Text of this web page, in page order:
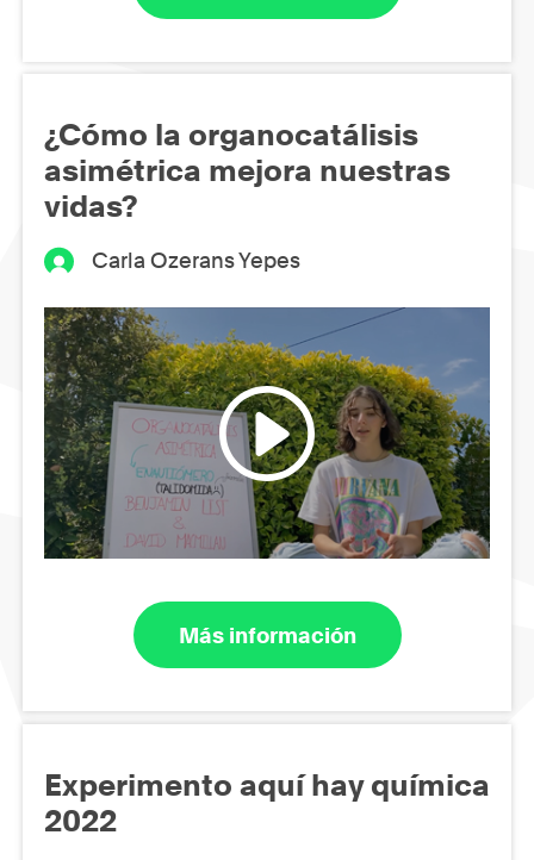
¿Cómo la organocatálisis
asimétrica mejora nuestras
vidas?
Carla Ozerans Yepes
Más información
Experimento aquí hay química
2022